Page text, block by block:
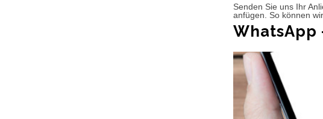
Senden Sie uns Ihr
anfügen. So können
WhatsApp